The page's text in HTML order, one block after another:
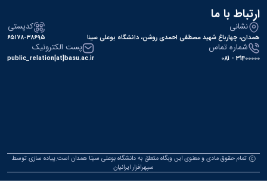
ارتباط با ما
نشانی
همدان، چهارباغ شهید مصطفی احمدی روشن، دانشگاه بوعلی سینا
کدپستی
۶۵۱۷۸-۳۸۶۹۵
شماره تماس
31400000 - 081
پست الکترونیک
public_relation[at]basu.ac.ir
تمام حقوق مادی و معنوی این وبگاه متعلق به دانشگاه بوعلی سینا همدان است.پیاده سازی توسط
سپهرافزار ایرانیان